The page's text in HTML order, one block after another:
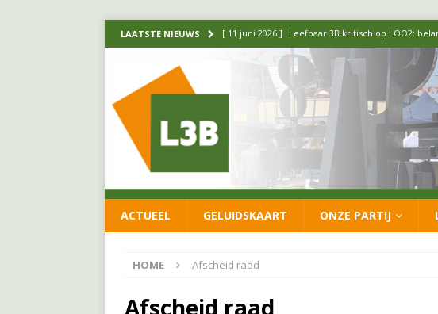
LAATSTE NIEUWS [ 11 juni 2026 ] Leefbaar 3B kritisch op LOO2:
[ 20 mei 2026 ] Leefbaar 3B ondersteunt oproep
luchtalarm niet af! FRACTIE
[ 14 mei 2026 ] Update over de formatie:
[ 26 juni 2026 ] Leefbaar 3B en CDA
ACTUEEL GELUIDSKAART ONZE PARTIJ
HOME Afscheid raad
Afscheid raad